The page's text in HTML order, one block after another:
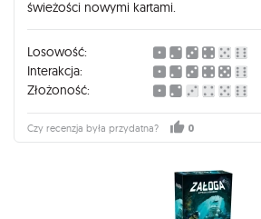
świeżości nowymi kartami.
Losowość:
Interakcja:
Złożoność:
Czy recenzja była przydatna? 0